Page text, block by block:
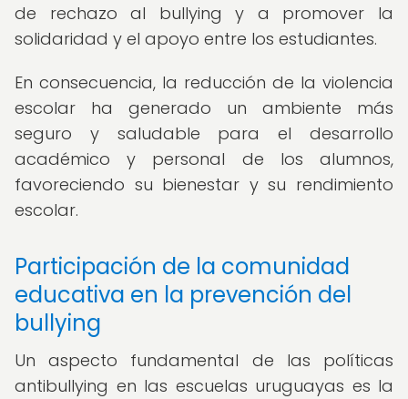
de rechazo al bullying y a promover la
solidaridad y el apoyo entre los estudiantes.
En consecuencia, la reducción de la violencia
escolar ha generado un ambiente más
seguro y saludable para el desarrollo
académico y personal de los alumnos,
favoreciendo su bienestar y su rendimiento
escolar.
Participación de la comunidad
educativa en la prevención del
bullying
Un aspecto fundamental de las políticas
antibullying en las escuelas uruguayas es la